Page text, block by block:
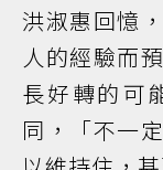
洪淑惠回憶
人的經驗而
長好轉的可
同，「不一